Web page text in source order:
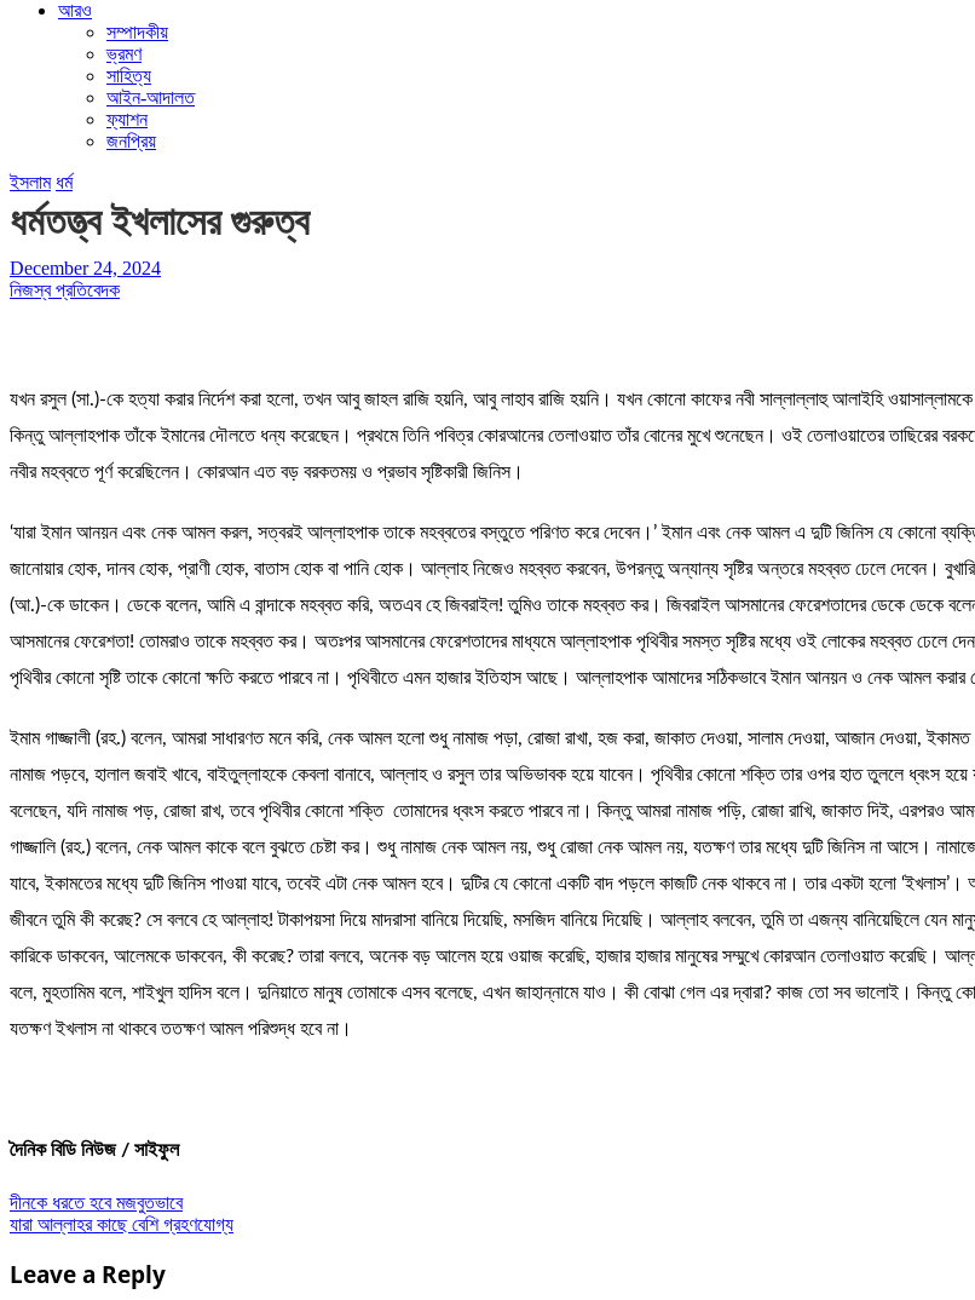
আরও
সম্পাদকীয়
ভ্রমণ
সাহিত্য
আইন-আদালত
ফ্যাশন
জনপ্রিয়
ইসলাম ধর্ম
ধর্মতত্ত্ব ইখলাসের গুরুত্ব
December 24, 2024
নিজস্ব প্রতিবেদক
যখন রসুল (সা.)-কে হত্যা করার নির্দেশ করা হলো, তখন আবু জাহল রাজি হয়নি, আবু লাহাব রাজি হয়নি। যখন কোনো কাফের নবী সাল্লাল্লাহু আলাইহি
কিন্তু আল্লাহপাক তাঁকে ইমানের দৌলতে ধন্য করেছেন। প্রথমে তিনি পবিত্র কোরআনের তেলাওয়াত তাঁর বোনের মুখে শুনেছেন। ওই তেলাওয়াতের তাছিরের
নবীর মহব্বতে পূর্ণ করেছিলেন। কোরআন এত বড় বরকতময় ও প্রভাব সৃষ্টিকারী জিনিস।
‘যারা ইমান আনয়ন এবং নেক আমল করল, সত্বরই আল্লাহপাক তাকে মহব্বতের বস্তুতে পরিণত করে দেবেন।’ ইমান এবং নেক আমল এ দুটি জিনিস যে কোনো
জানোয়ার হোক, দানব হোক, প্রাণী হোক, বাতাস হোক বা পানি হোক। আল্লাহ নিজেও মহব্বত করবেন, উপরন্তু অন্যান্য সৃষ্টির অন্তরে মহব্বত ঢেলে দেবেন।
(আ.)-কে ডাকেন। ডেকে বলেন, আমি এ বান্দাকে মহব্বত করি, অতএব হে জিবরাইল! তুমিও তাকে মহব্বত কর। জিবরাইল আসমানের ফেরেশতাদের ডেকে ডেকে
আসমানের ফেরেশতা! তোমরাও তাকে মহব্বত কর। অতঃপর আসমানের ফেরেশতাদের মাধ্যমে আল্লাহপাক পৃথিবীর সমস্ত সৃষ্টির মধ্যে ওই লোকের মহব্বত ঢেলে
পৃথিবীর কোনো সৃষ্টি তাকে কোনো ক্ষতি করতে পারবে না। পৃথিবীতে এমন হাজার ইতিহাস আছে। আল্লাহপাক আমাদের সঠিকভাবে ইমান আনয়ন ও নেক আমল
ইমাম গাজ্জালী (রহ.) বলেন, আমরা সাধারণত মনে করি, নেক আমল হলো শুধু নামাজ পড়া, রোজা রাখা, হজ করা, জাকাত দেওয়া, সালাম দেওয়া, আজান দেওয়া,
নামাজ পড়বে, হালাল জবাই খাবে, বাইতুল্লাহকে কেবলা বানাবে, আল্লাহ ও রসুল তার অভিভাবক হয়ে যাবেন। পৃথিবীর কোনো শক্তি তার ওপর হাত তুললে
বলেছেন, যদি নামাজ পড়, রোজা রাখ, তবে পৃথিবীর কোনো শক্তি তোমাদের ধ্বংস করতে পারবে না। কিন্তু আমরা নামাজ পড়ি, রোজা রাখি, জাকাত দিই, এরপরও
গাজ্জালি (রহ.) বলেন, নেক আমল কাকে বলে বুঝতে চেষ্টা কর। শুধু নামাজ নেক আমল নয়, শুধু রোজা নেক আমল নয়, যতক্ষণ তার মধ্যে দুটি জিনিস না আসে। নামাজের
যাবে, ইকামতের মধ্যে দুটি জিনিস পাওয়া যাবে, তবেই এটা নেক আমল হবে। দুটির যে কোনো একটি বাদ পড়লে কাজটি নেক থাকবে না। তার একটা হলো ‘ইখলাস’।
জীবনে তুমি কী করেছ? সে বলবে হে আল্লাহ! টাকাপয়সা দিয়ে মাদরাসা বানিয়ে দিয়েছি, মসজিদ বানিয়ে দিয়েছি। আল্লাহ বলবেন, তুমি তা এজন্য বানিয়েছিলে
কারিকে ডাকবেন, আলেমকে ডাকবেন, কী করেছ? তারা বলবে, অনেক বড় আলেম হয়ে ওয়াজ করেছি, হাজার হাজার মানুষের সম্মুখে কোরআন তেলাওয়াত করেছি।
বলে, মুহতামিম বলে, শাইখুল হাদিস বলে। দুনিয়াতে মানুষ তোমাকে এসব বলেছে, এখন জাহান্নামে যাও। কী বোঝা গেল এর দ্বারা? কাজ তো সব ভালোই।
যতক্ষণ ইখলাস না থাকবে ততক্ষণ আমল পরিশুদ্ধ হবে না।
দৈনিক বিডি নিউজ / সাইফুল
Post
দীনকে ধরতে হবে মজবুতভাবে
যারা আল্লাহর কাছে বেশি গ্রহণযোগ্য
Leave a Reply